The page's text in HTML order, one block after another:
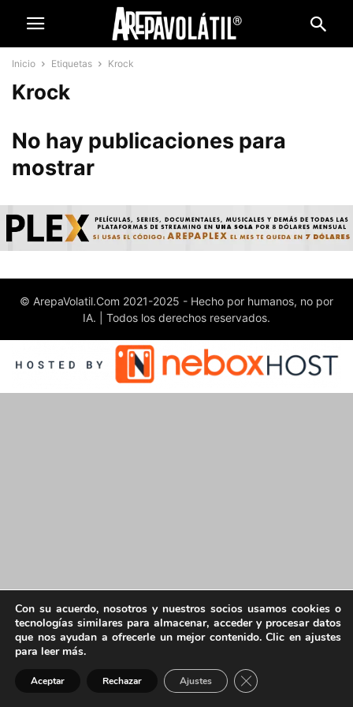
Inicio Etiquetas Krock
Krock
No hay publicaciones para
mostrar
© ArepaVolatil.Com 2021-2025 - Hecho por humanos, no por
IA. | Todos los derechos reservados.
Con su acuerdo, nosotros y nuestros socios usamos cookies o
tecnologías similares para almacenar, acceder y procesar datos
que nos ayudan a ofrecerle un mejor contenido. Clic en ajustes
para leer más.
Aceptar Rechazar Ajustes Cerrar el banner de